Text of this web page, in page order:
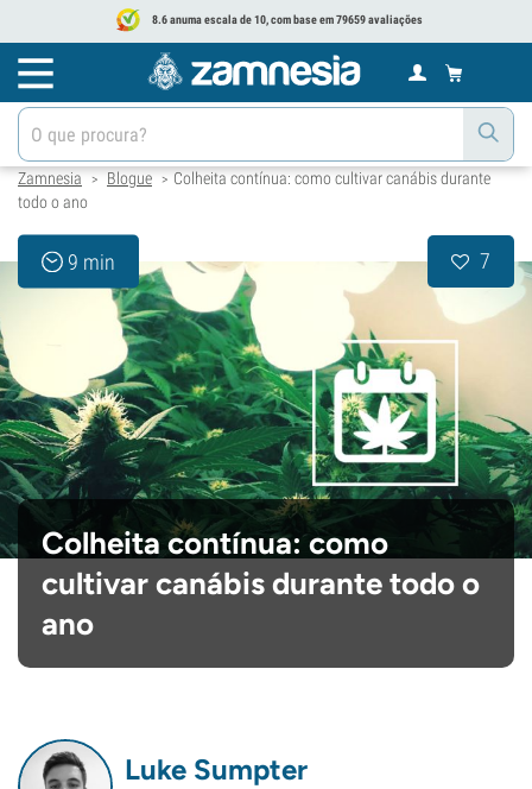
8.6 anuma escala de 10, com base em 79659 avaliações
Zamnesia > Blogue > Colheita contínua: como cultivar canábis durante
todo o ano
9 min 7
Colheita contínua: como
cultivar canábis durante todo o
ano
Luke Sumpter